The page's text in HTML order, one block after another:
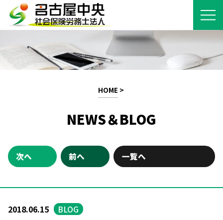
HOME >
NEWS＆BLOG
次へ 前へ 一覧へ
2018.06.15 BLOG